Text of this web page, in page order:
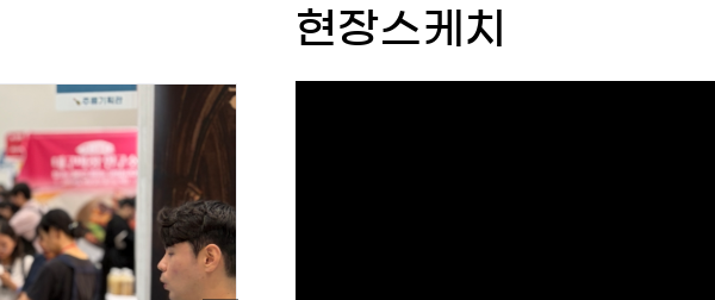
현장스케치